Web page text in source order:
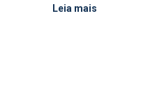
Leia mais